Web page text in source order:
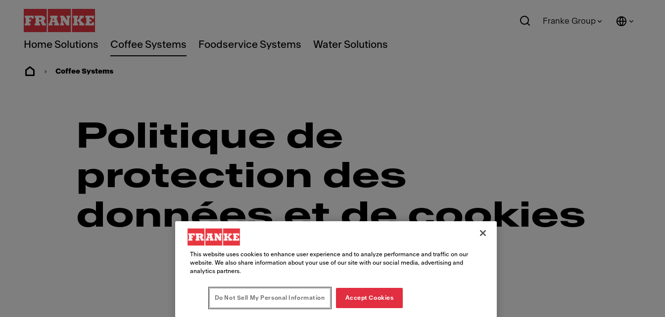
Home Solutions Coffee Systems Foodservice Systems Water Solutions
Franke Group
Coffee Systems
Politique de
protection des
données et de cookies
This website uses cookies to enhance user experience and to analyze performance and traffic on our
website. We also share information about your use of our site with our social media, advertising and
analytics partners.
Do Not Sell My Personal Information Accept Cookies